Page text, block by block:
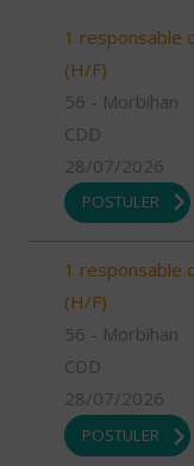
1 responsable
(H/F)
56 - Morbihan
CDD
28/07/2026
POSTULER
1 responsable
(H/F)
56 - Morbihan
CDD
28/07/2026
POSTULER